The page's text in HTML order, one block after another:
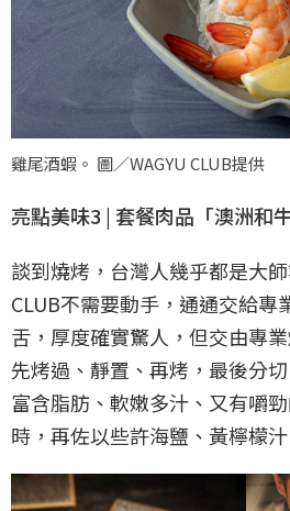
雞尾酒蝦。 圖／WAGYU CLUB提供
亮點美味3 | 套餐肉品「澳洲和
談到燒烤，台灣人幾乎都是大
CLUB不需要動手，通通交給專
舌，厚度確實驚人，但交由專
先烤過、靜置、再烤，最後分
富含脂肪、軟嫩多汁、又有嚼
時，再佐以些許海鹽、黃檸檬